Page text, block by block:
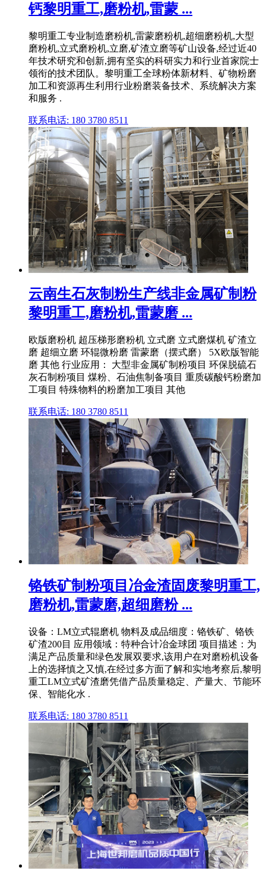
钙黎明重工,磨粉机,雷蒙 ...
黎明重工专业制造磨粉机,雷蒙磨粉机,超细磨粉机,大型
磨粉机,立式磨粉机,立磨,矿渣立磨等矿山设备,经过近40
年技术研究和创新,拥有坚实的科研实力和行业首家院士
领衔的技术团队。黎明重工全球粉体新材料、矿物粉磨
加工和资源再生利用行业粉磨装备技术、系统解决方案
和服务 .
联系电话: 180 3780 8511
云南生石灰制粉生产线非金属矿制粉
黎明重工,磨粉机,雷蒙磨 ...
欧版磨粉机 超压梯形磨粉机 立式磨 立式磨煤机 矿渣立
磨 超细立磨 环辊微粉磨 雷蒙磨（摆式磨） 5X欧版智能
磨 其他 行业应用： 大型非金属矿制粉项目 环保脱硫石
灰石制粉项目 煤粉、石油焦制备项目 重质碳酸钙粉磨加
工项目 特殊物料的粉磨加工项目 其他
联系电话: 180 3780 8511
铬铁矿制粉项目冶金渣固废黎明重工,
磨粉机,雷蒙磨,超细磨粉 ...
设备：LM立式辊磨机 物料及成品细度：铬铁矿、铬铁
矿渣200目 应用领域：特种合计冶金球团 项目描述：为
满足产品质量和绿色发展双要求,该用户在对磨粉机设备
上的选择慎之又慎,在经过多方面了解和实地考察后,黎明
重工LM立式矿渣磨凭借产品质量稳定、产量大、节能环
保、智能化水 .
联系电话: 180 3780 8511